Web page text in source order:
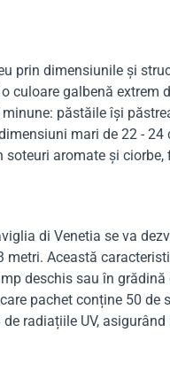
prin dimensiunile și
galbenă
păstăile își
mari de 22 -
aromate și
di Venetia se va
Această
deschis sau în
pachet conține 50
radiațiile UV,